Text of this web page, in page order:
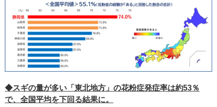
◆スギの量が多い「東北地方」の花粉症発症率は約53％
で、全国平均を下回る結果に。